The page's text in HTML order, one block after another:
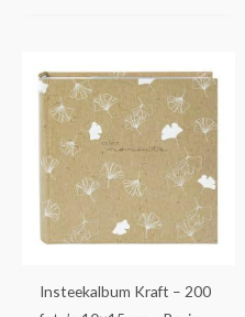
Insteekalbum Kraft – 200